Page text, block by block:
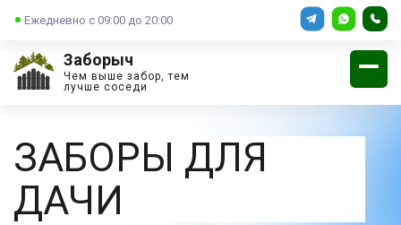
Ежедневно с 09:00 до 20:00
Заборыч
Чем выше забор, тем
лучше соседи
ЗАБОРЫ ДЛЯ
ДАЧИ